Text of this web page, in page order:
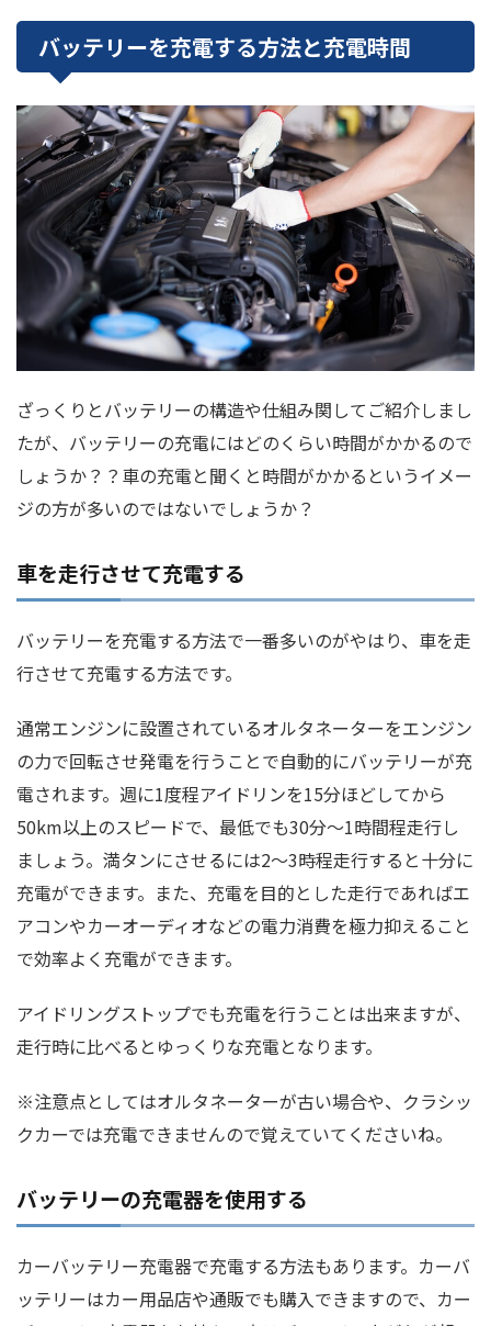
バッテリーを充電する方法と充電時間
ざっくりとバッテリーの構造や仕組み関してご紹介しまし
たが、バッテリーの充電にはどのくらい時間がかかるので
しょうか？？車の充電と聞くと時間がかかるというイメー
ジの方が多いのではないでしょうか？
車を走行させて充電する
バッテリーを充電する方法で一番多いのがやはり、車を走
行させて充電する方法です。
通常エンジンに設置されているオルタネーターをエンジン
の力で回転させ発電を行うことで自動的にバッテリーが充
電されます。週に1度程アイドリンを15分ほどしてから
50km以上のスピードで、最低でも30分～1時間程走行し
ましょう。満タンにさせるには2～3時程走行すると十分に
充電ができます。また、充電を目的とした走行であればエ
アコンやカーオーディオなどの電力消費を極力抑えること
で効率よく充電ができます。
アイドリングストップでも充電を行うことは出来ますが、
走行時に比べるとゆっくりな充電となります。
※注意点としてはオルタネーターが古い場合や、クラシッ
クカーでは充電できませんので覚えていてくださいね。
バッテリーの充電器を使用する
カーバッテリー充電器で充電する方法もあります。カーバ
ッテリーはカー用品店や通販でも購入できますので、カー